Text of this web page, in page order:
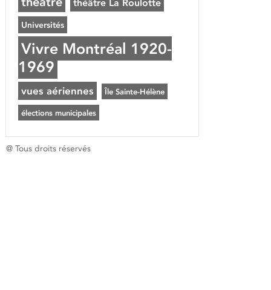
théâtre La Roulotte
Universités
Vivre Montréal 1920-
1969
vues aériennes Île Sainte-Hélène
élections municipales
@ Tous droits réservés